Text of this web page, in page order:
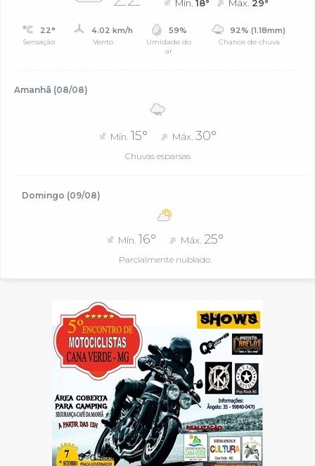
Mín.18° Máx. 29°
22°
Sensação
4.02 km/h
Vento
59%
Umidade do
ar
92% (1.18mm)
Chance de chuva
Amanhã (08/08)
Mín. 15° Máx. 30°
Chuvas esparsas
Domingo (09/08)
Mín. 16° Máx. 25°
Parcialmente nublado